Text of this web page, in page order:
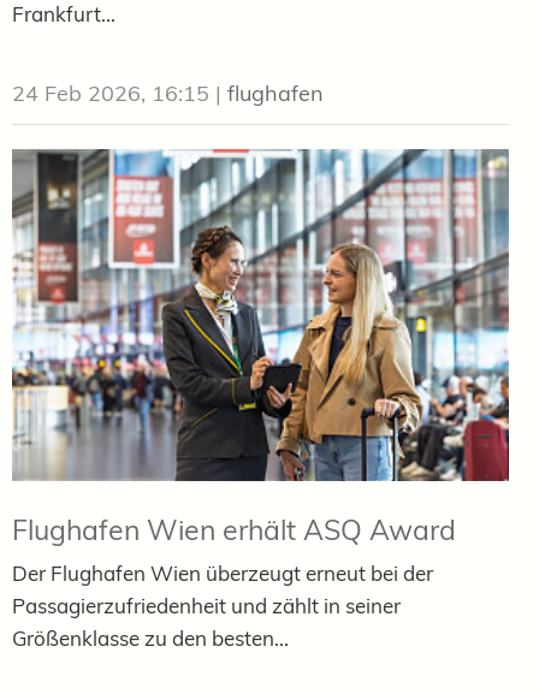
Frankfurt...
24 Feb 2026, 16:15 | flughafen
Flughafen Wien erhält ASQ Award
Der Flughafen Wien überzeugt erneut bei der
Passagierzufriedenheit und zählt in seiner
Größenklasse zu den besten...